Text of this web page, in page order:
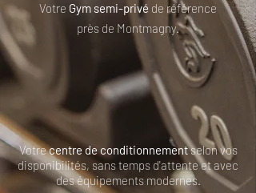
Votre Gym semi-privé de référence
près de Montmagny.
Votrecentre de conditionnementselon vos
disponibilités, sans temps d'attente et avec
des équipements modernes.